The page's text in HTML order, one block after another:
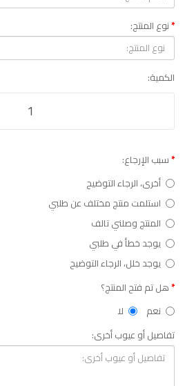
نوع المنتج:
الكمية:
سبب الإرجاع:
أخرى، الرجاء التوضيح
استلمت منتج مختلف عن طلبي
المنتج وصلني تالف
يوجد خطأ في طلبي
يوجد خلل، الرجاء التوضيح
هل تم فتح المنتج؟
نعم
لا
تفاصيل أو عيوب أخرى: